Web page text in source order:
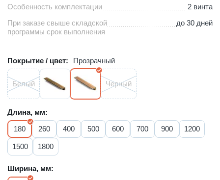
Особенность комплектации
2 винта
При заказе свыше складской
программы срок выполнения
до 30 дней
Покрытие / цвет: Прозрачный
Белый Черный
Длина, мм:
180
260 400 500 600 700 900 1200
1500 1800
Ширина, мм: